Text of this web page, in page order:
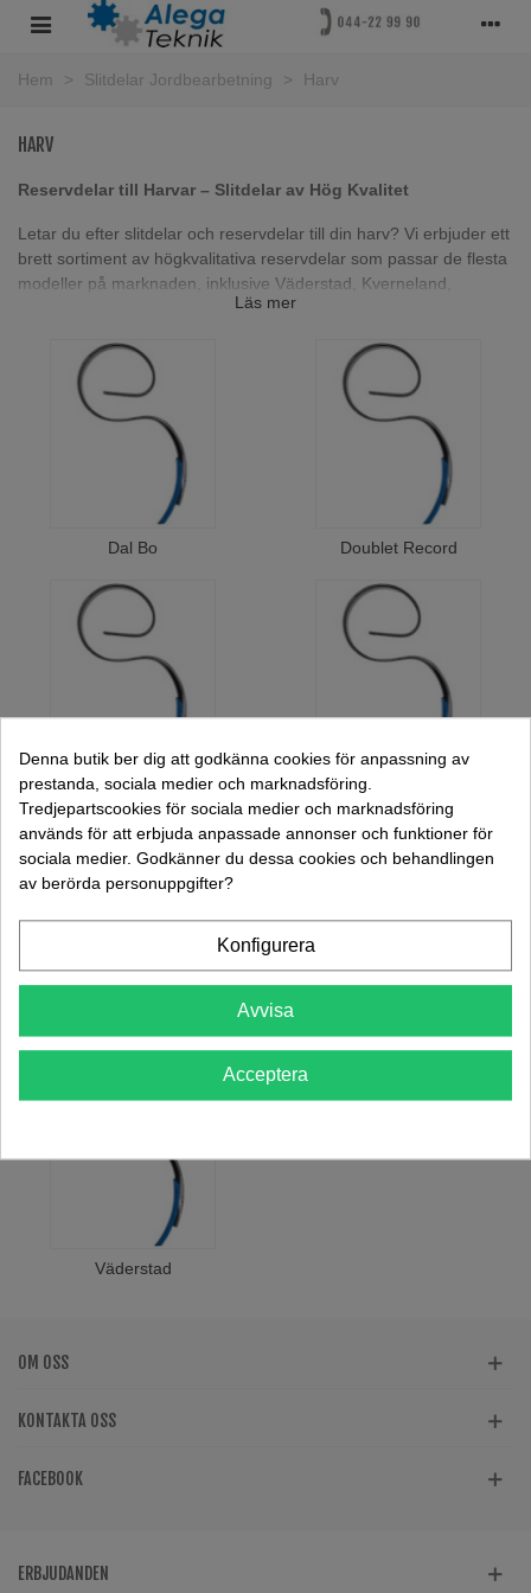
Hem > Slitdelar Jordbearbetning > Harv
HARV
Reservdelar till Harvar – Slitdelar av Hög Kvalitet
Letar du efter slitdelar och reservdelar till din harv? Vi erbjuder ett
brett sortiment av högkvalitativa reservdelar som passar de flesta
modeller på marknaden, inklusive Väderstad, Kverneland,
Kongskilde, Lemken, He-Va och Dal-Bo.
Våra slitdelar är tillverkade för att säkerställa maximal hållbarhet
och prestanda, och vi har även delar med hårdmetallbeläggning
för ökad slitstyrka – perfekt för tuffa arbetsförhållanden.
Oavsett om du behöver byta ut slitdelar eller leta efter specifika
tillgänglig för att hjälpa dig. Kontakta oss idag så hjälper vi dig att
hitta rätt reservdelar och säkerställer att din utrustning fungerar
Kontakta Oss!
Läs mer
Dal Bo Doublet Record
He Va Kongskilde
Väderstad
OM OSS
KONTAKTA OSS
FACEBOOK
ERBJUDANDEN
Denna butik ber dig att godkänna cookies för anpassning av
prestanda, sociala medier och marknadsföring.
Tredjepartscookies för sociala medier och marknadsföring
används för att erbjuda anpassade annonser och funktioner för
sociala medier. Godkänner du dessa cookies och behandlingen
av berörda personuppgifter?
Konfigurera
Avvisa
Acceptera